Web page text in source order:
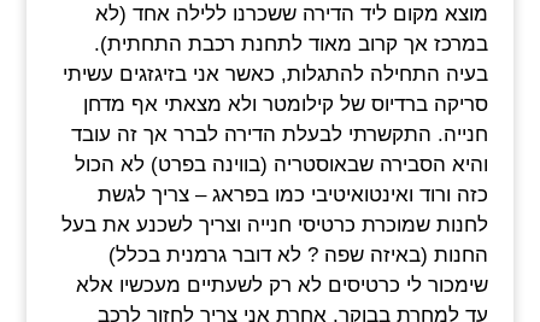
מוצא מקום ליד הדירה ששכרנו ללילה אחד (לא
במרכז אך קרוב מאוד לתחנת רכבת התחתית).
בעיה התחילה להתגלות, כאשר אני בזיגזגים עשיתי
סריקה ברדיוס של קילומטר ולא מצאתי אף מדחן
חנייה. התקשרתי לבעלת הדירה לברר אך זה עובד
והיא הסבירה שבאוסטריה (בווינה בפרט) לא הכול
כזה ורוד ואינטואיטיבי כמו בפראג – צריך לגשת
לחנות שמוכרת כרטיסי חנייה וצריך לשכנע את בעל
החנות (באיזה שפה ? לא דובר גרמנית בכלל)
שימכור לי כרטיסים לא רק לשעתיים מעכשיו אלא
עד למחרת בבוקר, אחרת אני צריך לחזור לרכב